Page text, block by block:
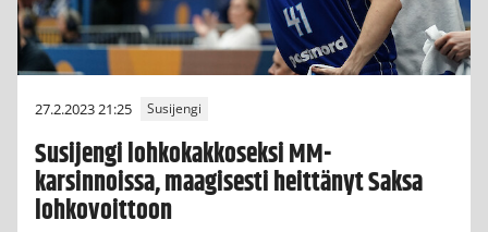
27.2.2023 21:25 Susijengi
Susijengi lohkokakkoseksi MM-
karsinnoissa, maagisesti heittänyt Saksa
lohkovoittoon